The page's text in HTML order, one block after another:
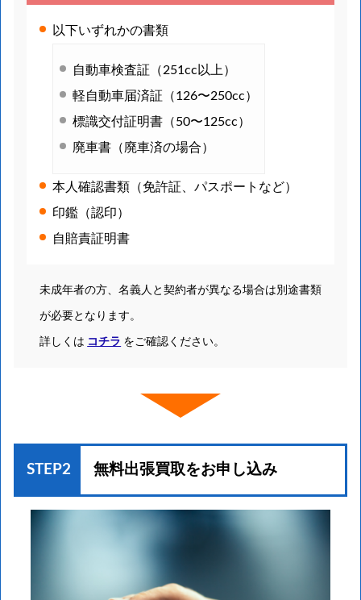
以下いずれかの書類
自動車検査証（251cc以上）
軽自動車届済証（126〜250cc）
標識交付証明書（50〜125cc）
廃車書（廃車済の場合）
本人確認書類（免許証、パスポートなど）
印鑑（認印）
自賠責証明書
未成年者の方、名義人と契約者が異なる場合は別途書類
が必要となります。
詳しくは コチラ をご確認ください。
STEP2 無料出張買取をお申し込み